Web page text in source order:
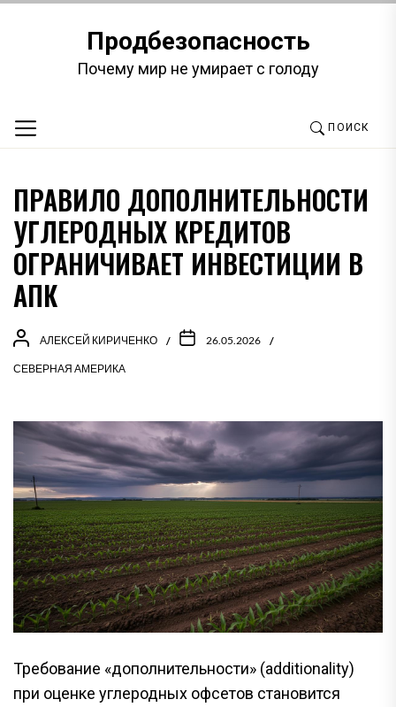
содержимомуПродбезопасность
Почему мир не умирает с голоду
ПОИСК
ПРАВИЛО ДОПОЛНИТЕЛЬНОСТИ
УГЛЕРОДНЫХ КРЕДИТОВ
ОГРАНИЧИВАЕТ ИНВЕСТИЦИИ В
АПК
АЛЕКСЕЙ КИРИЧЕНКО 26.05.2026
СЕВЕРНАЯ АМЕРИКА
Требование «дополнительности» (additionality)
при оценке углеродных офсетов становится